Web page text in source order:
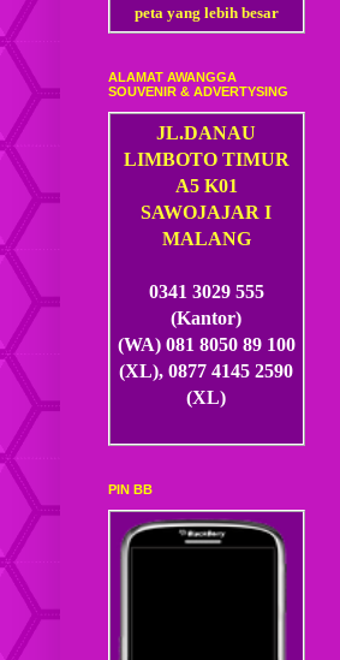
peta yang lebih besar
ALAMAT AWANGGA
SOUVENIR & ADVERTYSING
JL.DANAU
LIMBOTO TIMUR
A5 K01
SAWOJAJAR I
MALANG
0341 3029 555
(Kantor)
(WA) 081 8050 89 100
(XL), 0877 4145 2590
(XL)
PIN BB